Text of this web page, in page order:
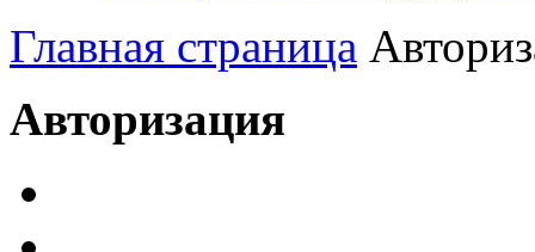
Главная страница
Авторизация